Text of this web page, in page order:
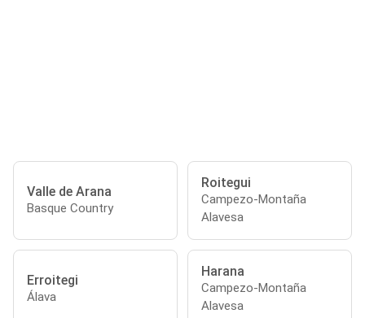
Valle de Arana
Basque Country
Roitegui
Campezo-Montaña
Alavesa
Erroitegi
Álava
Harana
Campezo-Montaña
Alavesa